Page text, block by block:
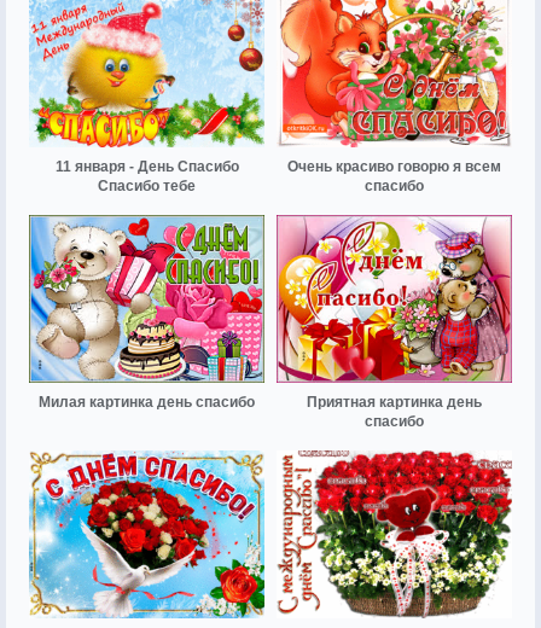
11 января - День Спасибо
Спасибо тебе
Очень красиво говорю я всем
спасибо
Милая картинка день спасибо
Приятная картинка день
спасибо